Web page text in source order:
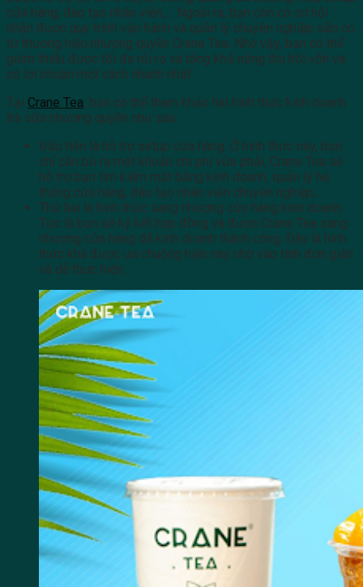
cửa hàng, đào tạo nhân viên,… Ngoài ra, bạn còn có cơ hội
nhận được quy trình vận hành và quản lý chuyên nghiệp sẵn có
từ thương hiệu nhượng quyền Crane Tea. Nhờ vậy, bạn có thể
giảm thiểu được tối đa rủi ro và tăng khả năng thu hồi vốn và
có lợi nhuận một cách nhanh nhất.
Tại Crane Tea, bạn có thể tham khảo hai hình thức kinh doanh
trà sữa nhượng quyền như sau:
Đầu tiên là hỗ trợ setup cửa hàng. Ở hình thức này, bạn
chỉ cần bỏ ra một khoản chi phí vừa phải, Crane Tea sẽ
hỗ trợ bạn tìm kiếm mặt bằng kinh doanh, quản lý hệ
thống cửa hàng, đào tạo nhân viên chuyên nghiệp,…
Thứ hai là hình thức sang nhượng cửa hàng kinh doanh.
Tức là bạn sẽ ký kết hợp đồng và được Crane Tea sang
nhượng cửa hàng đã kinh doanh thành công. Đây là hình
thức khá được ưa chuộng hiện nay nhờ vào tính đơn giản
và dễ thực hiện.